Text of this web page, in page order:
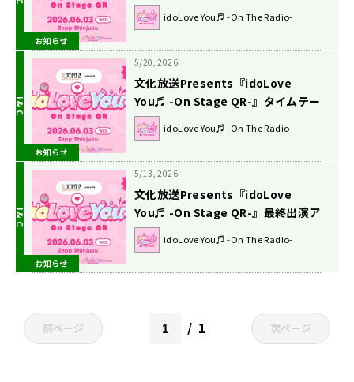
お知らせ
定の皆様へ公演開催に関するお知ら
せ
idoLove You♬ -On The Radio-
お知らせ
5/20, 2026
文化放送Presents『idoLove
You♬ -On Stage QR-』タイムテー
ブル発表！
idoLove You♬ -On The Radio-
お知らせ
5/13, 2026
文化放送Presents『idoLove
You♬ -On Stage QR-』最終出演ア
ーティスト発表！
idoLove You♬ -On The Radio-
前ページ 1 次ページ